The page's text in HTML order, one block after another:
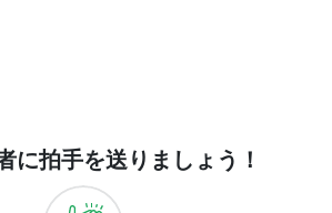
に拍手を送りましょう！